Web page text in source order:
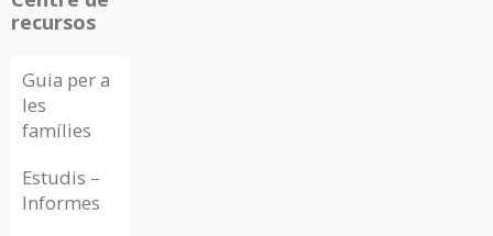
recursos
Guia per a
les
famílies
Estudis –
Informes